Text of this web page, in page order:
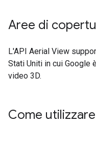
Aree di
L'API Aerial View
Stati Uniti in cui Google
video 3D.
Come